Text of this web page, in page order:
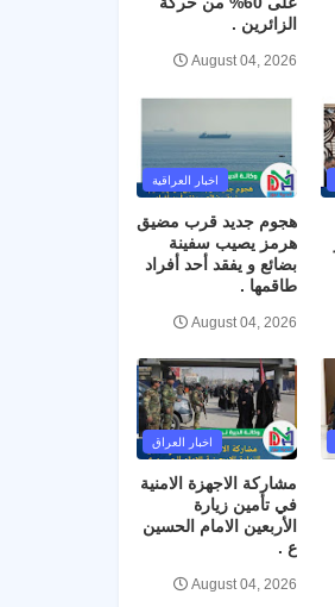
الزائرين .
August 04, 2026
اخبار العراقية
هجوم جديد قرب مضيق
هرمز يصيب سفينة
بضائع و يفقد أحد أفراد
طاقمها .
August 04, 2026
اخبار العراق
مشاركة الاجهزة الامنية
في تأمين زيارة
الأربعين الامام الحسين
ع .
August 04, 2026